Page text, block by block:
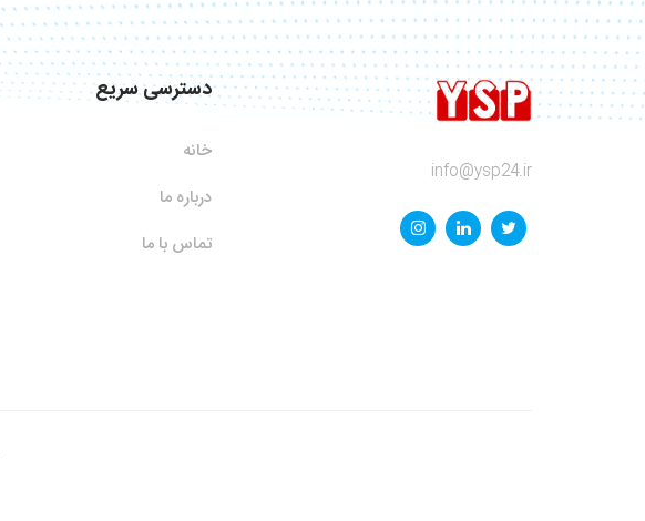
info@ysp24.ir
دسترسی سریع
خانه
درباره ما
تماس با ما